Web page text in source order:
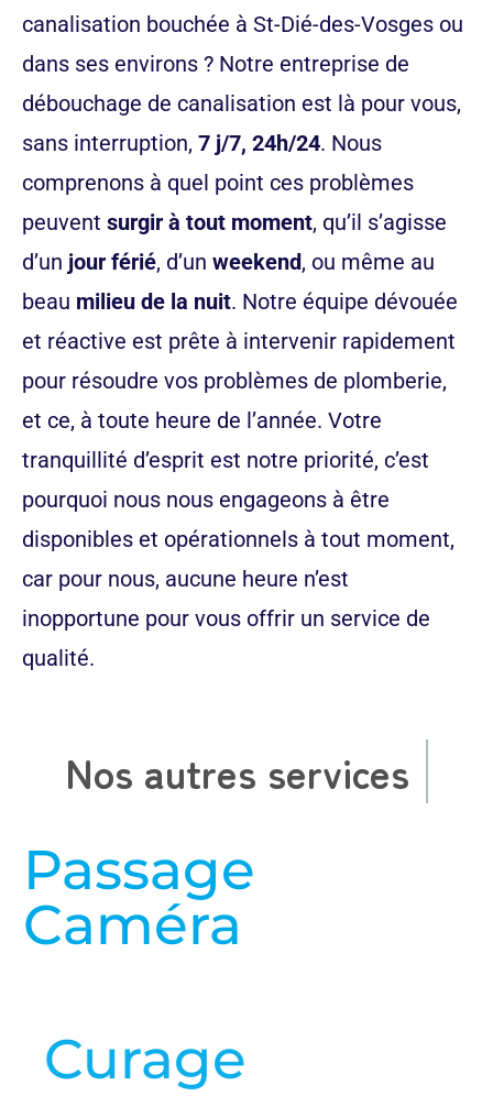
canalisation bouchée à St-Dié-des-Vosges ou
dans ses environs ? Notre entreprise de
débouchage de canalisation est là pour vous,
sans interruption, 7 j/7, 24h/24. Nous
comprenons à quel point ces problèmes
peuvent surgir à tout moment, qu’il s’agisse
d’un jour férié, d’un weekend, ou même au
beau milieu de la nuit. Notre équipe dévouée
et réactive est prête à intervenir rapidement
pour résoudre vos problèmes de plomberie,
et ce, à toute heure de l’année. Votre
tranquillité d’esprit est notre priorité, c’est
pourquoi nous nous engageons à être
disponibles et opérationnels à tout moment,
car pour nous, aucune heure n’est
inopportune pour vous offrir un service de
qualité.
Nos autres services
Passage
Caméra
Curage